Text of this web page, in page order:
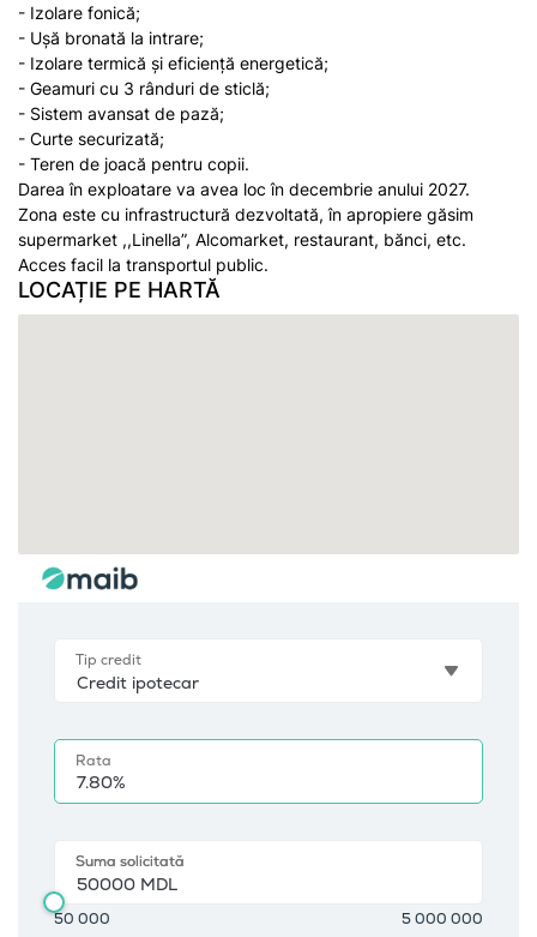
- Izolare fonică;
- Ușă bronată la intrare;
- Izolare termică și eficiență energetică;
- Geamuri cu 3 rânduri de sticlă;
- Sistem avansat de pază;
- Curte securizată;
- Teren de joacă pentru copii.
Darea în exploatare va avea loc în decembrie anului 2027.
Zona este cu infrastructură dezvoltată, în apropiere găsim
supermarket ,,Linella”, Alcomarket, restaurant, bănci, etc.
Acces facil la transportul public.
LOCAȚIE PE HARTĂ